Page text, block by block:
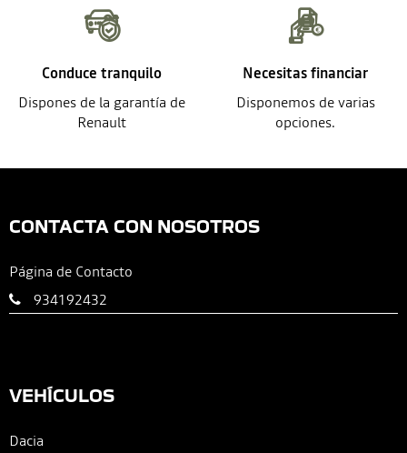
Conduce tranquilo
Dispones de la garantía de
Renault
Necesitas financiar
Disponemos de varias
opciones.
CONTACTA CON NOSOTROS
Página de Contacto
934192432
VEHÍCULOS
Dacia